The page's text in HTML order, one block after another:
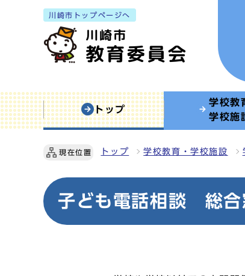
川崎市トップページへ
トップ
学校教
学校施
現在位置 トップ 学校教育・学校施設
子ども電話相談 総合